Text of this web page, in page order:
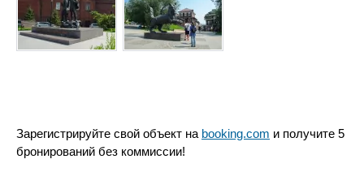
Зарегистрируйте свой объект на booking.com и получите 5
бронирований без коммиссии!